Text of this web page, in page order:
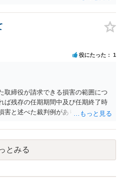
役にたった 1
取締役が請求できる損害の範囲につ
ば残存の任期期間中及び任期終了時
害と述べた裁判例があります。 役員
使用されていても実質はこれらと同
ば、損害に含まれる可能性がありま
これらの損害に含まれないと述べる
する見解もあり、争いがあるところ
とみる